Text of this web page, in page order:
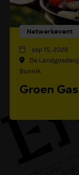
Netwerkevent
sep 15, 2026
De
Bunnik
Groen